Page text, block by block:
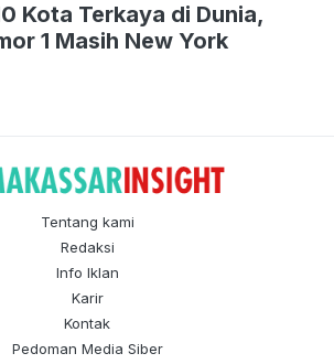
Kota Terkaya di Dunia,
1 Masih New York
Tentang kami
Redaksi
Info Iklan
Karir
Kontak
Pedoman Media Siber